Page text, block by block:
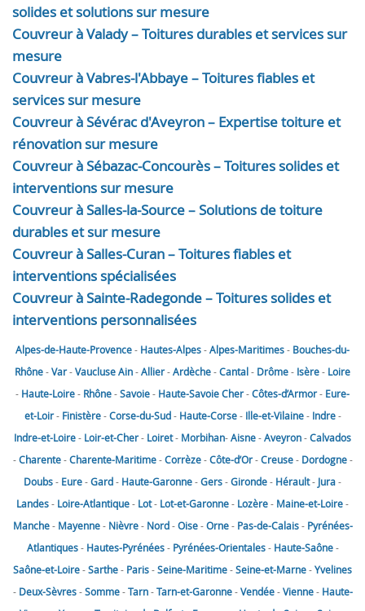
solides et solutions sur mesure
Couvreur à Valady – Toitures durables et services sur
mesure
Couvreur à Vabres-l'Abbaye – Toitures fiables et
services sur mesure
Couvreur à Sévérac d'Aveyron – Expertise toiture et
rénovation sur mesure
Couvreur à Sébazac-Concourès – Toitures solides et
interventions sur mesure
Couvreur à Salles-la-Source – Solutions de toiture
durables et sur mesure
Couvreur à Salles-Curan – Toitures fiables et
interventions spécialisées
Couvreur à Sainte-Radegonde – Toitures solides et
interventions personnalisées
Alpes-de-Haute-Provence- Hautes-Alpes-Alpes-Maritimes- Bouches-du-
Rhône-Var-VaucluseAin-Allier-Ardèche-Cantal- Drôme- Isère- Loire
- Haute-Loire- Rhône-Savoie- Haute-SavoieCher-Côtes-d’Armor- Eure-
et-Loir- Finistère-Corse-du-Sud- Haute-Corse- Ille-et-Vilaine- Indre-
Indre-et-Loire- Loir-et-Cher- Loiret- Morbihan-Aisne-Aveyron-Calvados
-Charente-Charente-Maritime-Corrèze-Côte-d’Or-Creuse- Dordogne-
Doubs- Eure-Gard- Haute-Garonne-Gers-Gironde- Hérault- Jura-
Landes- Loire-Atlantique- Lot- Lot-et-Garonne- Lozère- Maine-et-Loire-
Manche- Mayenne- Nièvre- Nord-Oise-Orne- Pas-de-Calais- Pyrénées-
Atlantiques- Hautes-Pyrénées- Pyrénées-Orientales- Haute-Saône-
Saône-et-Loire-Sarthe- Paris-Seine-Maritime-Seine-et-Marne-Yvelines
- Deux-Sèvres-Somme-Tarn-Tarn-et-Garonne-Vendée-Vienne- Haute-